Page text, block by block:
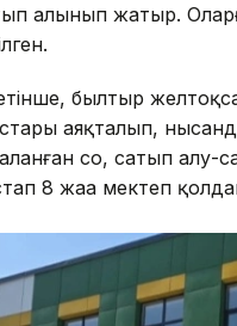
алынып жатыр.
былтыр
аяқталып,
соң, сатып алу-
8 жаңа мектеп